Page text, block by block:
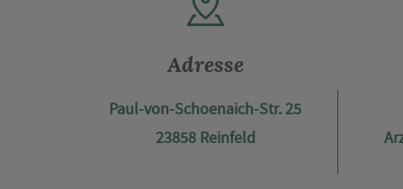
Adresse
Paul-von-Schoenaich-Str. 25
23858 Reinfeld